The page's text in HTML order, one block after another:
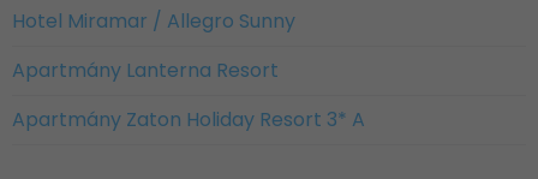
Hotel Miramar / Allegro Sunny
Apartmány Lanterna Resort
Apartmány Zaton Holiday Resort 3* A